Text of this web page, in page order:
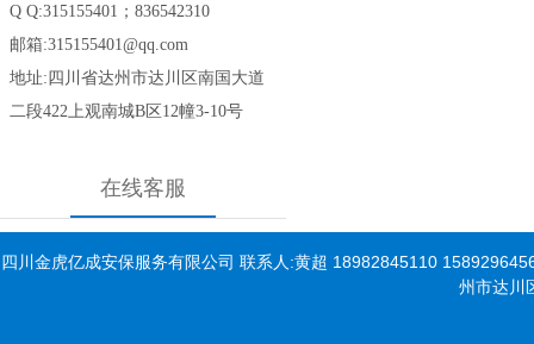
Q Q:315155401；836542310
邮箱:315155401@qq.com
地址:四川省达州市达川区南国大道
二段422上观南城B区12幢3-10号
在线客服
四川金虎亿成安保服务有限公司 联系人:黄超 18982845110
州市达川